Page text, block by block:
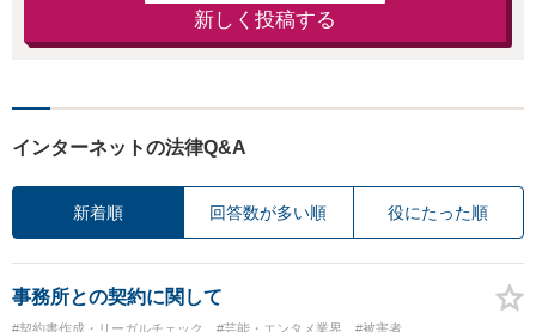
新しく投稿する
インターネットの法律Q&A
新着順 回答数が多い順 役にたった順
事務所との契約に関して
#契約書作成・リーガルチェック #芸能・エンタメ業界 #被害者